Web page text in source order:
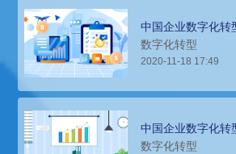
中国企业数字化转
（1）
数字化转型
2020-11-18 17:49
中国企业数字化转
（2）
数字化转型